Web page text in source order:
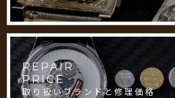
REPAIR
PRICE
取り扱いブランドと修理価格